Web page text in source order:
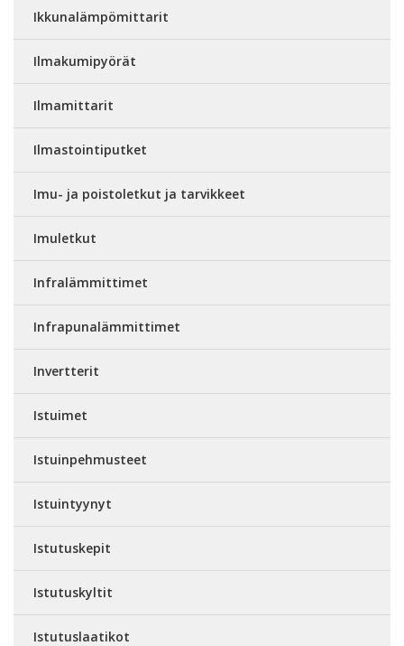
Ikkunalämpömittarit
Ilmakumipyörät
Ilmamittarit
Ilmastointiputket
Imu- ja poistoletkut ja tarvikkeet
Imuletkut
Infralämmittimet
Infrapunalämmittimet
Invertterit
Istuimet
Istuinpehmusteet
Istuintyynyt
Istutuskepit
Istutuskyltit
Istutuslaatikot